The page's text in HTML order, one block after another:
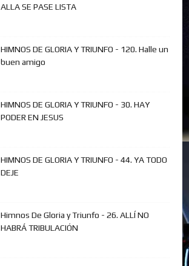
ALLA SE PASE LISTA
HIMNOS DE GLORIA Y TRIUNFO - 120. Halle un
buen amigo
HIMNOS DE GLORIA Y TRIUNFO - 30. HAY
PODER EN JESUS
HIMNOS DE GLORIA Y TRIUNFO - 44. YA TODO
DEJE
Himnos De Gloria y Triunfo - 26. ALLÍ NO
HABRÁ TRIBULACIÓN